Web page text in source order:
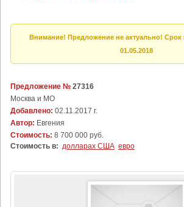
Внимание! Предложение не актуально! Срок
01.05.2018
Предложение № 27316
Москва и МО
Добавлено: 02.11.2017 г.
Автор: Евгения
Стоимость: 8 700 000 руб.
Стоимость в: долларах США евро